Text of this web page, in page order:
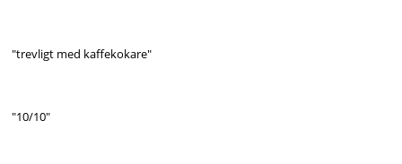
"trevligt med kaffekokare"
"10/10"